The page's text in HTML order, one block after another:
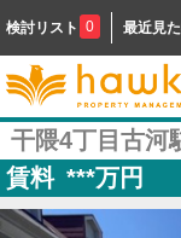
検討リスト 0 最近見
干隈4丁目古河
賃料 ***万円